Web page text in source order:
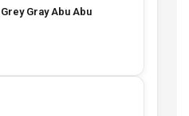
Gray Abu Abu